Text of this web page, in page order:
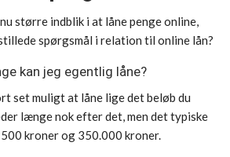
større indblik i at låne penge online,
spørgsmål i relation til online lån?
kan jeg egentlig låne?
set muligt at låne lige det beløb du
længe nok efter det, men det typiske
kroner og 350.000 kroner.